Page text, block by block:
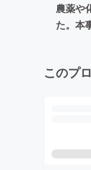
農薬や
た。本
このプ